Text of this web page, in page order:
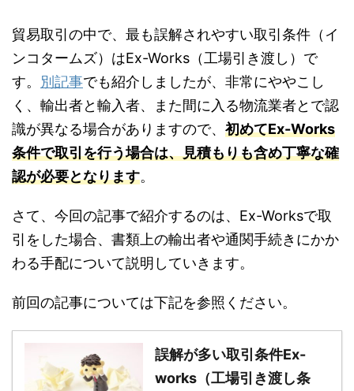
貿易取引の中で、最も誤解されやすい取引条件（イ
ンコタームズ）はEx-Works（工場引き渡し）で
す。 別記事でも紹介しましたが、非常にややこし
く、輸出者と輸入者、また間に入る物流業者とで認
識が異なる場合がありますので、 初めてEx-Works
条件で取引を行う場合は、見積もりも含め丁寧な確
認が必要となります。
さて、今回の記事で紹介するのは、Ex-Worksで取
引をした場合、書類上の輸出者や通関手続きにかか
わる手配について説明していきます。
前回の記事については下記を参照ください。
誤解が多い取引条件Ex-
works（工場引き渡し条